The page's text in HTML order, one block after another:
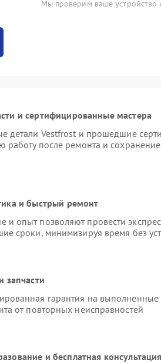
Мы проверим ваше устройство
и сертифицированные мастера
детали Vestfrost и прошедшие
работу после ремонта и
и быстрый ремонт
опыт позволяют провести
сроки, минимизируя время без
запчасти
гарантия на
от повторных неисправностей
и бесплатная консультация